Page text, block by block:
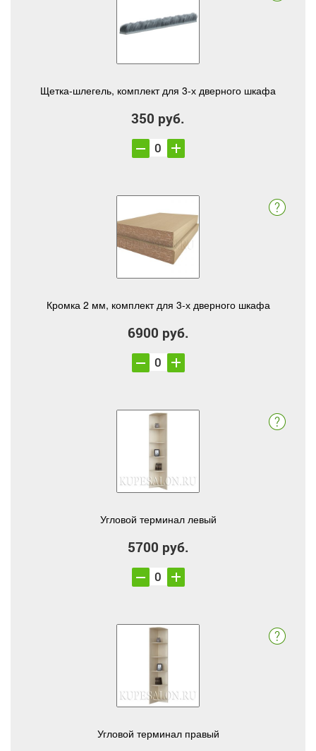
Щетка-шлегель, комплект для 3-х дверного шкафа
350 руб.
Кромка 2 мм, комплект для 3-х дверного шкафа
6900 руб.
Угловой терминал левый
5700 руб.
Угловой терминал правый